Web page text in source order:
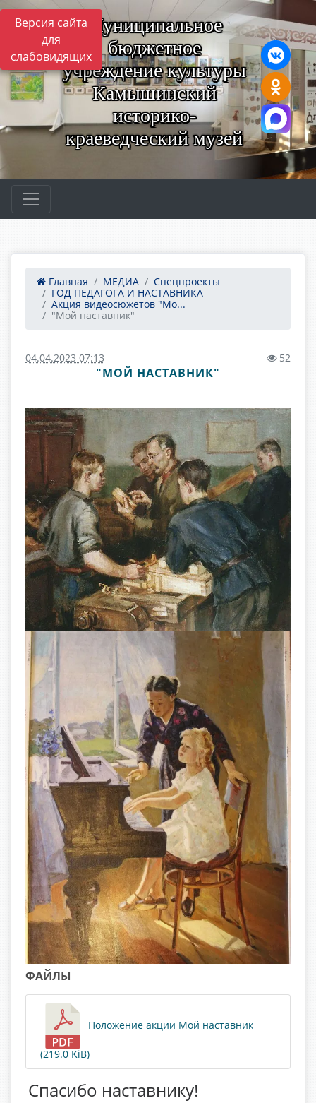
Версия сайта
для
слабовидящих
Муниципальное
бюджетное
учреждение культуры
Камышинский
историко-
краеведческий музей
Главная МЕДИА
Спецпроекты
ГОД ПЕДАГОГА И НАСТАВНИКА
Акция видеосюжетов "Мо...
"Мой наставник"
04.04.2023 07:13 52
"МОЙ НАСТАВНИК"
ФАЙЛЫ
Положение акции Мой наставник
(219.0 KiB)
Спасибо наставнику!